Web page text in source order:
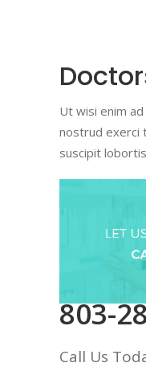
Ut wisi enim
nostrud exerci
suscipit
803-
Call Us